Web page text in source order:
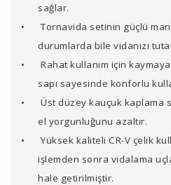
sağlar.
•
Tornavida setinin güçlü
durumlarda bile vidanızı
•
Rahat kullanım için
sapı sayesinde konforlu
•
Üst düzey kauçuk kaplama
el yorgunluğunu azaltır.
•
Yüksek kaliteli CR-V çelik
işlemden sonra vidalama
hale getirilmiştir.